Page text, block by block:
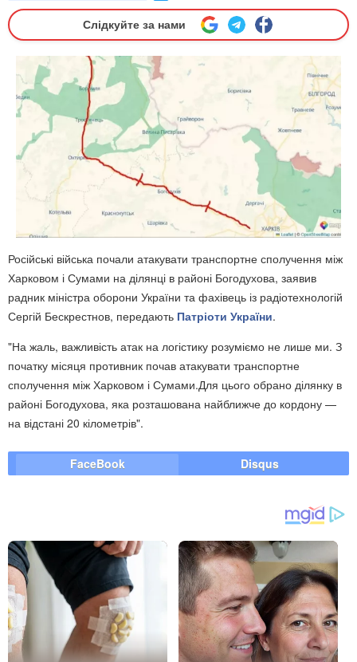
Слідкуйте за нами
Російські війська почали атакувати транспортне сполучення між
Харковом і Сумами на ділянці в районі Богодухова, заявив
радник міністра оборони України та фахівець із радіотехнологій
Сергій Бескрестнов, передають Патріоти України.
"На жаль, важливість атак на логістику розуміємо не лише ми. З
початку місяця противник почав атакувати транспортне
сполучення між Харковом і Сумами.Для цього обрано ділянку в
районі Богодухова, яка розташована найближче до кордону —
на відстані 20 кілометрів".
FaceBook Disqus